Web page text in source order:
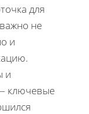
для
не
и
и
ключевые